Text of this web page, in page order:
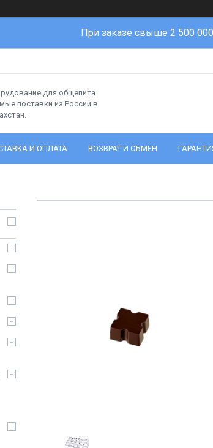
При заказе свыше 2 500 000
для общепита
поставки из России в
И ОПЛАТА ВОЗВРАТ И ОБМЕН